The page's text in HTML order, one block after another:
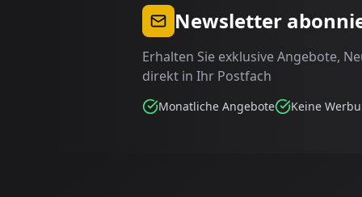
Newsletter
Erhalten Sie exklusive Angebote,
direkt in Ihr Postfach
Monatliche Angebote Keine